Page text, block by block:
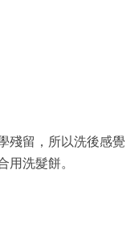
殘留，所以洗後感覺
用洗髮餅。